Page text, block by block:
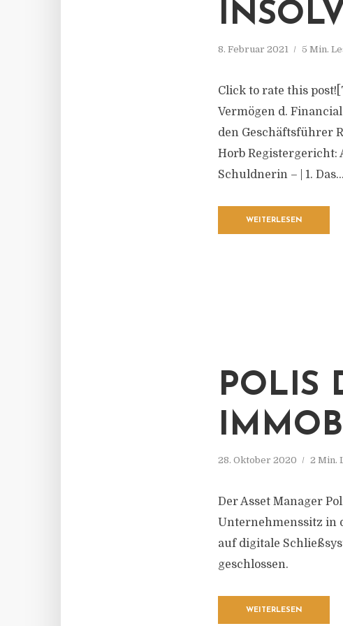
8. Februar 2021 5 Min.
Click to rate this
Vermögen d.
den Geschäftsführer
Horb Registergericht:
Schuldnerin – | 1. Das...
WEITERLESEN
POLIS
28. Oktober 2020 2 Min.
Der Asset Manager
Unternehmenssitz in
auf digitale
geschlossen.
WEITERLESEN